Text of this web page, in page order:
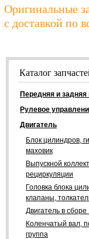
Оригинальные
с доставкой по
Каталог
Передняя и задняя
Рулевое
Двигатель
Блок цилиндров,
маховик
Выпускной
рециркуляции
Головка блока
клапаны,
Двигатель в
Коленчатый вал,
группа